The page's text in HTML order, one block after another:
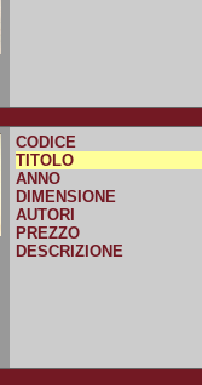
CODICE
TITOLO
ANNO
DIMENSIONE
AUTORI
PREZZO
DESCRIZIONE